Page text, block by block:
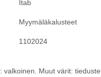
Itab
Myymäläkalusteet
1102024
valkoinen. Muut värit: